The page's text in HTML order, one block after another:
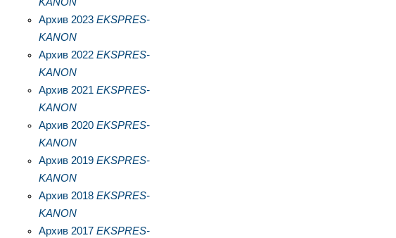
Архив 2023 EKSPRES-
KANON
Архив 2022 EKSPRES-
KANON
Архив 2021 EKSPRES-
KANON
Архив 2020 EKSPRES-
KANON
Архив 2019 EKSPRES-
KANON
Архив 2018 EKSPRES-
KANON
Архив 2017 EKSPRES-